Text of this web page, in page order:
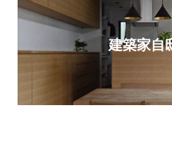
建築家自